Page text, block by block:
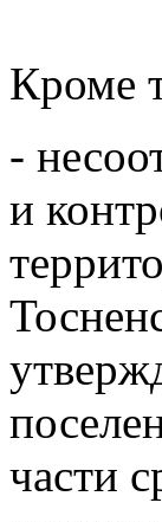
Кроме
-
и
части